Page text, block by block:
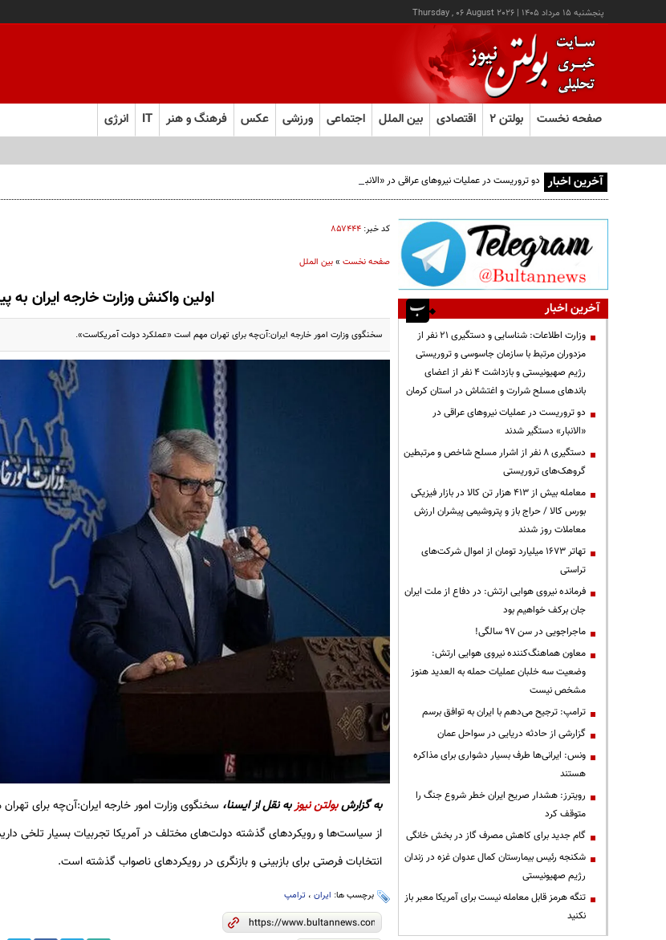
پنجشنبه ۱۵ مرداد ۱۴۰۵ |
Thursday , 06 August 2026
صفحه نخست بولتن ۲ اقتصادی بین الملل اجتماعی ورزشی عکس فرهنگ و هنر IT انرژی
آخرین اخبار دو تروریست در عملیات نیروهای عراقی در «الانبار» دستگیر شدند
کد خبر: ۸۵۷۴۴۴
صفحه نخست»بین الملل
اولین واکنش وزارت خارجه ایران به
سخنگوی وزارت امور خارجه ایران:آن‌چه برای تهران مهم است «عملکرد دولت آمریکاست».
به گزارشبولتن نیوزبه نقل از ایسنا، سخنگوی وزارت امور خارجه ایران:آن‌چه برای
از سیاست‌ها و رویکردهای گذشته دولت‌های مختلف در آمریکا تجربیات بسیار تلخی
انتخابات فرصتی برای بازبینی و بازنگری در رویکردهای ناصواب گذشته است.
برچسب ها: ایران، ترامپ
آخرین اخبار
وزارت اطلاعات: شناسایی و دستگیری ۲۱ نفر از
مزدوران مرتبط با سازمان جاسوسی و تروریستی
رژیم صهیونیستی و بازداشت ۴ نفر از اعضای
باندهای مسلح شرارت و اغتشاش در استان کرمان
دو تروریست در عملیات نیروهای عراقی در
«الانبار» دستگیر شدند
دستگیری ۸ نفر از اشرار مسلح شاخص و مرتبطین
گروهک‌های تروریستی
معامله بیش از ۴۱۳ هزار تن کالا در بازار فیزیکی
بورس کالا / حراج باز و پتروشیمی پیشران ارزش
معاملات روز شدند
تهاتر ۱۶۷۳ میلیارد تومان از اموال شرکت‌های
تراستی
فرمانده نیروی هوایی ارتش: در دفاع از ملت ایران
جان برکف خواهیم بود
ماجراجویی در سن ۹۷ سالگی!
معاون هماهنگ‌کننده نیروی هوایی ارتش:
وضعیت سه خلبان عملیات حمله به العدید هنوز
مشخص نیست
ترامپ: ترجیح می‌دهم با ایران به توافق برسم
گزارشی از حادثه دریایی در سواحل عمان
ونس: ایرانی‌ها طرف بسیار دشواری برای مذاکره
هستند
رویترز: هشدار صریح ایران خطر شروع جنگ را
متوقف کرد
گام جدید برای کاهش مصرف گاز در بخش خانگی
شکنجه رئیس بیمارستان کمال عدوان غزه در زندان
رژیم صهیونیستی
تنگه هرمز قابل معامله نیست برای آمریکا معبر باز
نکنید